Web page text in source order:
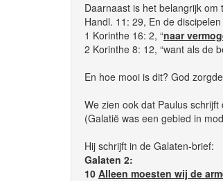
Daarnaast is het belangrijk
Handl. 11: 29, En de
1 Korinthe 16: 2, “naar
2 Korinthe 8: 12, “want als de
En hoe mooi is dit? God
We zien ook dat Paulus
(Galatië was een gebied in
Hij schrijft in de Galaten-brief:
Galaten 2:
10 Alleen moesten wij de